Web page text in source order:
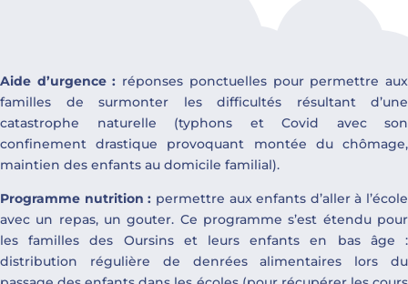
Aide d’urgence : réponses ponctuelles pour permettre aux
familles de surmonter les difficultés résultant d’une
catastrophe naturelle (typhons et Covid avec son
confinement drastique provoquant montée du chômage,
maintien des enfants au domicile familial).
Programme nutrition : permettre aux enfants d’aller à l’école
avec un repas, un gouter. Ce programme s’est étendu pour
les familles des Oursins et leurs enfants en bas âge :
distribution régulière de denrées alimentaires lors du